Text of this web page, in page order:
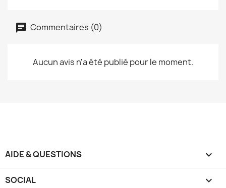
Commentaires (0)
Aucun avis n'a été publié pour le moment.
AIDE & QUESTIONS 
SOCIAL 